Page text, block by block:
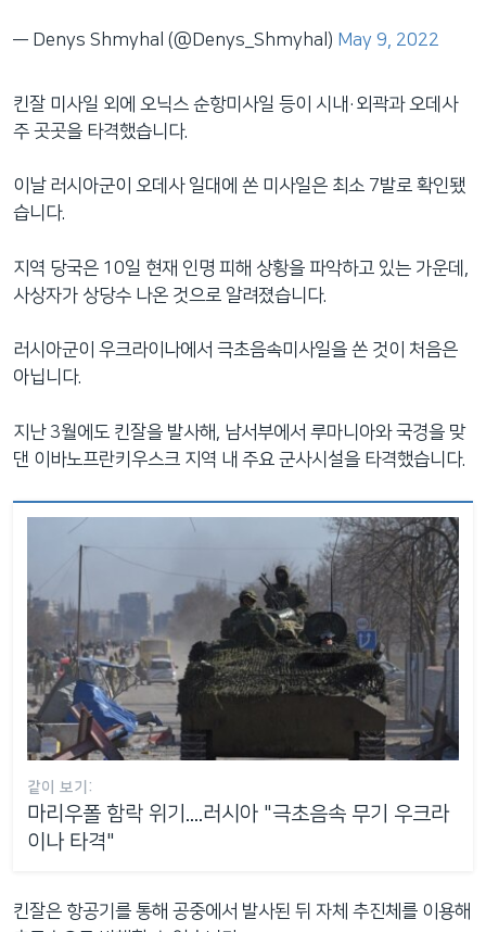
— Denys Shmyhal (@Denys_Shmyhal) May 9, 2022
킨잘 미사일 외에 오닉스 순항미사일 등이 시내·외곽과 오데사
주 곳곳을 타격했습니다.
이날 러시아군이 오데사 일대에 쏜 미사일은 최소 7발로 확인됐
습니다.
지역 당국은 10일 현재 인명 피해 상황을 파악하고 있는 가운데,
사상자가 상당수 나온 것으로 알려졌습니다.
러시아군이 우크라이나에서 극초음속미사일을 쏜 것이 처음은
아닙니다.
지난 3월에도 킨잘을 발사해, 남서부에서 루마니아와 국경을 맞
댄 이바노프란키우스크 지역 내 주요 군사시설을 타격했습니다.
같이 보기:
마리우폴 함락 위기....러시아 "극초음속 무기 우크라
이나 타격"
킨잘은 항공기를 통해 공중에서 발사된 뒤 자체 추진체를 이용해